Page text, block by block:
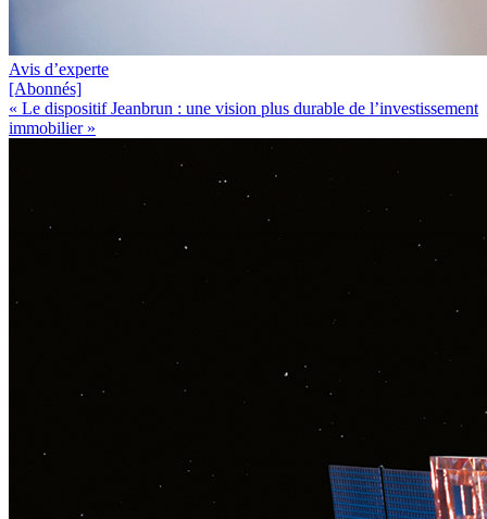
Avis d’experte
[Abonnés]
« Le dispositif Jeanbrun : une vision plus durable de l’investissement
immobilier »